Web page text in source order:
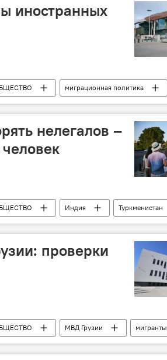
иностранных
миграционная политика
нелегалов –
Индия
Туркменистан
проверки
МВД Грузии
мигранты